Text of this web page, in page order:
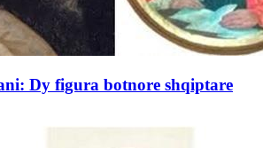
Dy figura botnore shqiptare